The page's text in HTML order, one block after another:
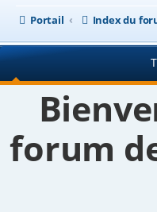
Portail
Index du
forum